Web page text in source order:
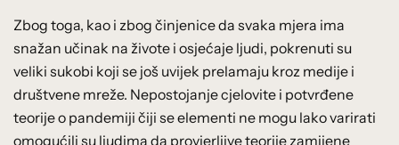
Zbog toga, kao i zbog činjenice da svaka mjera ima
snažan učinak na živote i osjećaje ljudi, pokrenuti su
veliki sukobi koji se još uvijek prelamaju kroz medije i
društvene mreže. Nepostojanje cjelovite i potvrđene
teorije o pandemiji čiji se elementi ne mogu lako varirati
omogućili su ljudima da provjerljive teorije zamijene